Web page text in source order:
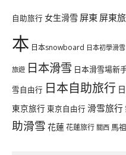
自助旅行 女生滑雪 屏東 屏東
本 日本snowboard 日本初學滑雪
旅遊 日本滑雪 日本滑雪場新
雪自由行 日本自助旅行
東京旅行 東京自由行 滑雪旅行
助滑雪 花蓮花蓮旅行 關西 馬祖